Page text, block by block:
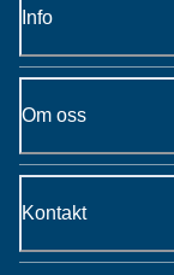
Info
Om oss
Kontakt